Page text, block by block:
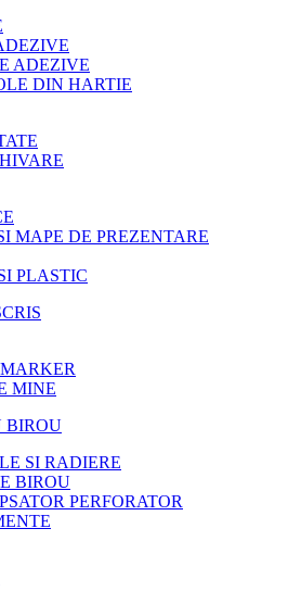
ADEZIVE
DIN HARTIE
MAPE DE PREZENTARE
PLASTIC
MINE
BIROU
SI RADIERE
BIROU
PERFORATOR